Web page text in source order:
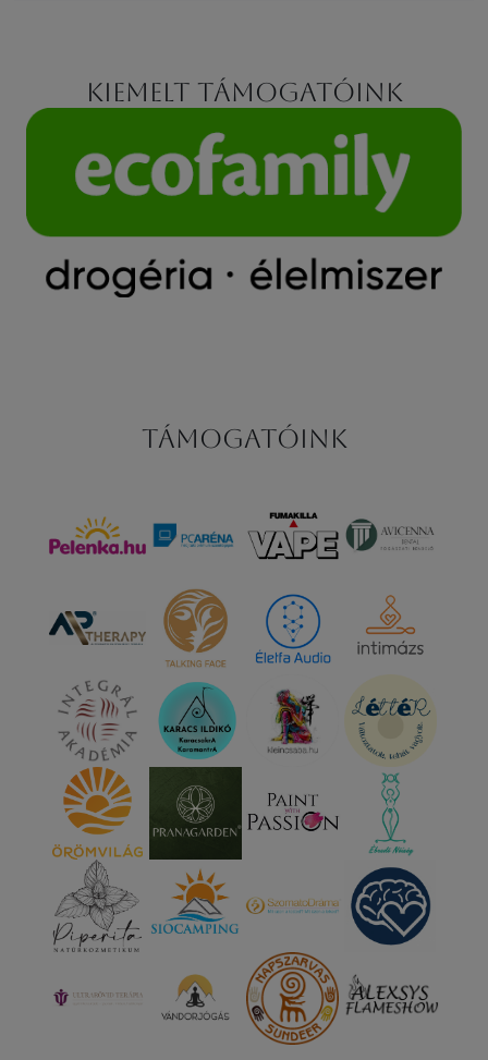
Kiemelt támogatóink
Támogatóink